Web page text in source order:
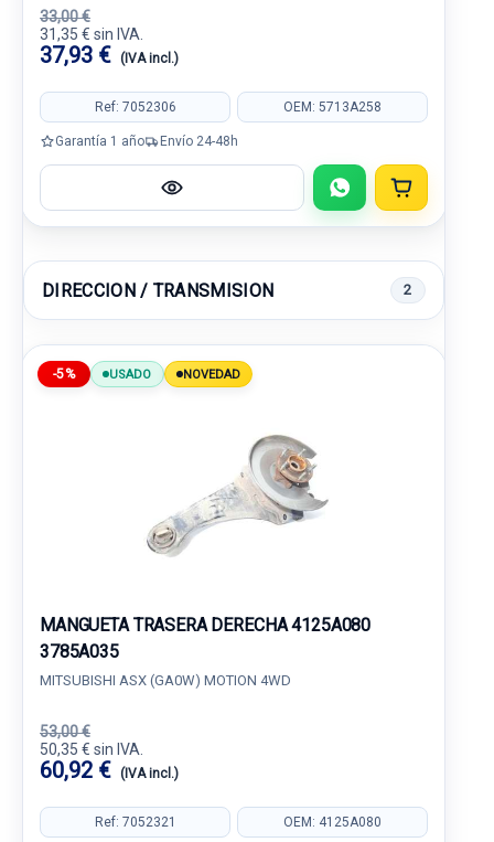
33,00 €
31,35 € sin IVA.
37,93 € (IVA incl.)
Ref: 7052306 OEM: 5713A258
Garantía 1 año Envío 24-48h
DIRECCION / TRANSMISION 2
-5% USADO NOVEDAD
MANGUETA TRASERA DERECHA 4125A080
3785A035
MITSUBISHI ASX (GA0W) MOTION 4WD
53,00 €
50,35 € sin IVA.
60,92 € (IVA incl.)
Ref: 7052321 OEM: 4125A080